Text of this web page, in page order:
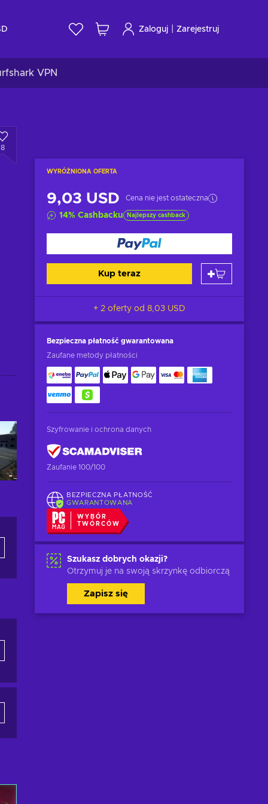
Zaloguj Zarejestruj
VPN
8
WYRÓŻNIONA OFERTA
9,03 USD Cena nie jest ostateczna
14% Cashbacku Najlepszy cashback
Kup teraz
+ 2 oferty od 8,03 USD
Bezpieczna płatność gwarantowana
Zaufane metody płatności
Szyfrowanie i ochrona danych
Zaufanie 100/100
BEZPIECZNA PŁATNOŚĆ
GWARANTOWANA
WYBÓR
TWÓRCÓW
Szukasz dobrych okazji?
Otrzymuj je na swoją skrzynkę odbiorczą
Zapisz się